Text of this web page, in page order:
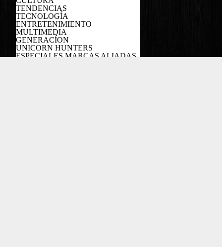
TENDENCIAS
TECNOLOGÍA
ENTRETENIMIENTO
MULTIMEDIA
GENERACÍON
UNICORN HUNTERS
ESPECIALES MARCAS ALIADAS